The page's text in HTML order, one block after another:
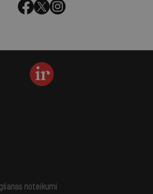
noteikumi